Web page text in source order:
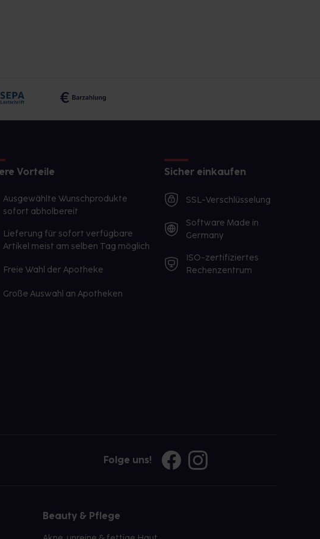
Vorteile
Ausgewählte Wunschprodukte
sofort abholbereit
Lieferung für sofort verfügbare
Artikel meist am selben Tag möglich
Freie Wahl der Apotheke
Große Auswahl an Apotheken
Sicher einkaufen
SSL-Verschlüsselung
Software Made in
Germany
ISO-zertifiziertes
Rechenzentrum
Folge uns!
Beauty & Pflege